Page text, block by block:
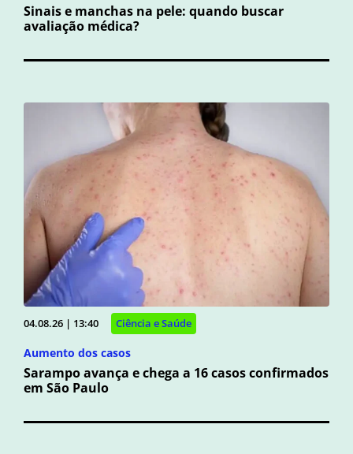
Sinais e manchas na pele: quando buscar
avaliação médica?
04.08.26 | 13:40 Ciência e Saúde
Aumento dos casos
Sarampo avança e chega a 16 casos confirmados
em São Paulo